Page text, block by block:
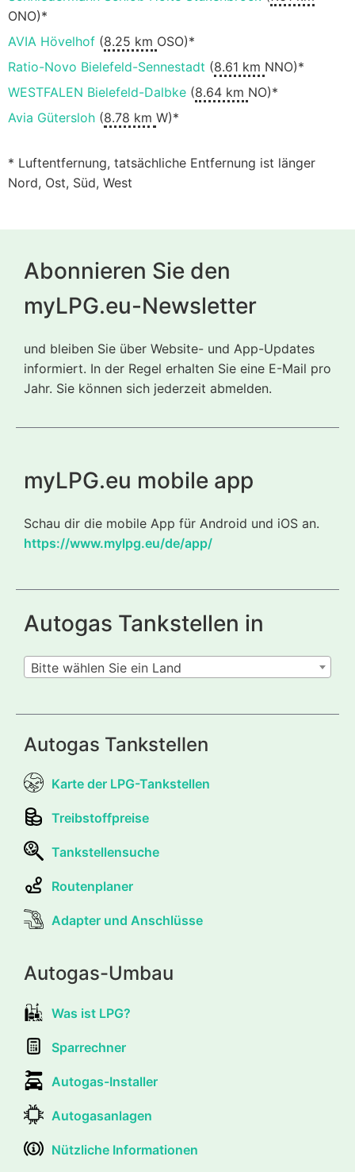
ONO)*
AVIA Hövelhof (8.25 km OSO)*
Ratio-Novo Bielefeld-Sennestadt (8.61 km NNO)*
WESTFALEN Bielefeld-Dalbke (8.64 km NO)*
Avia Gütersloh (8.78 km W)*
* Luftentfernung, tatsächliche Entfernung ist länger
Nord, Ost, Süd, West
Abonnieren Sie den
myLPG.eu-Newsletter
und bleiben Sie über Website- und App-Updates
informiert. In der Regel erhalten Sie eine E-Mail pro
Jahr. Sie können sich jederzeit abmelden.
myLPG.eu mobile app
Schau dir die mobile App für Android und iOS an.
https://www.mylpg.eu/de/app/
Autogas Tankstellen in
Bitte wählen Sie ein Land
Autogas Tankstellen
Karte der LPG-Tankstellen
Treibstoffpreise
Tankstellensuche
Routenplaner
Adapter und Anschlüsse
Autogas-Umbau
Was ist LPG?
Sparrechner
Autogas-Installer
Autogasanlagen
Nützliche Informationen